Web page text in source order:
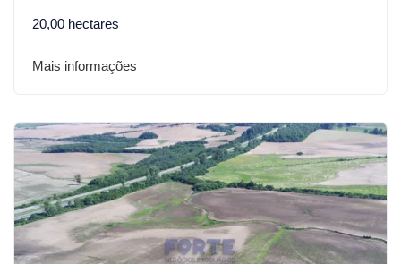
20,00 hectares
Mais informações